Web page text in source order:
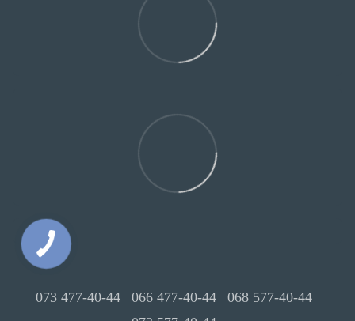
073 477-40-44 066 477-40-44
068 577-40-44